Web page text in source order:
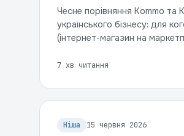
Чесне порівняння Kommo та
українського бізнесу: для
(інтернет-магазин на
продажів у месенджерах,
таблиця та коли що обрати.
7 хв читання
Ніша 15 червня 2026